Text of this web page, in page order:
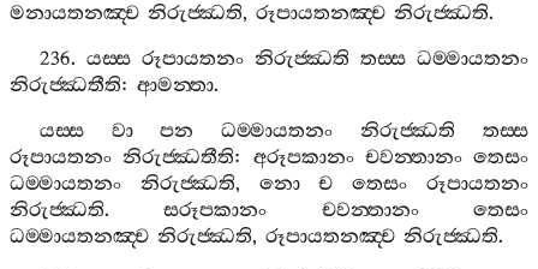
මනායතනඤ‍්ච නිරුජ‍්ඣති, රූපායතනඤ‍්ච නිරුජ‍්ඣති.
236. යස‍්ස රූපායතනං නිරුජ‍්ඣති තස‍්ස ධම‍්මායතනං
නිරුජ‍්ඣතීති: ආමන‍්තා.
යස‍්ස
වා පන ධම‍්මායතනං නිරුජ‍්ඣති
තස‍්ස
රූපායතනං නිරුජ‍්ඣතීති: අරූපකානං චවන‍්තානං තෙසං
ධම‍්මායතනං
නිරුජ‍්ඣති, නො ච තෙසං
රූපායතනං
නිරුජ‍්ඣති.සරූපකානං චවන‍්තානං
තෙසං
ධම‍්මායතනඤ‍්ච නිරුජ‍්ඣති, රූපායතනඤ‍්ච නිරුජ‍්ඣති.